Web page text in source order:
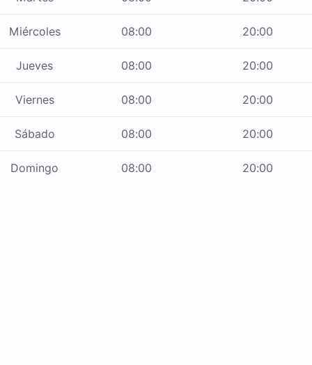
Miércoles 08:00 20:00
Jueves 08:00 20:00
Viernes 08:00 20:00
Sábado 08:00 20:00
Domingo 08:00 20:00